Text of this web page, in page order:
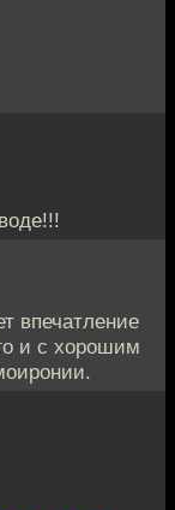
впечатление
и с хорошим